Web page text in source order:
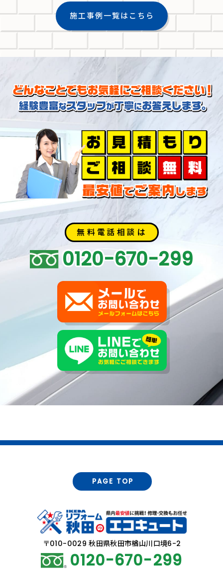
施工事例一覧はこちら
無料電話相談は
0120-670-299
PAGE TOP
〒010-0029 秋田県秋田市楢山川口境6-2
0120-670-299